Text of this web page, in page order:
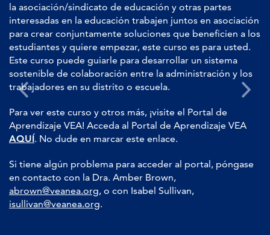
la asociación/sindicato de educación y otras partes
interesadas en la educación trabajen juntos en asociación
para crear conjuntamente soluciones que beneficien a los
estudiantes y quiere empezar, este curso es para usted.
Este curso puede guiarle para desarrollar un sistema
sostenible de colaboración entre la administración y los
trabajadores en su distrito o escuela.
Para ver este curso y otros más, ¡visite el Portal de
Aprendizaje VEA! Acceda al Portal de Aprendizaje VEA
AQUÍ. No dude en marcar este enlace.
Si tiene algún problema para acceder al portal, póngase
en contacto con la Dra. Amber Brown,
abrown@veanea.org, o con Isabel Sullivan,
isullivan@veanea.org.